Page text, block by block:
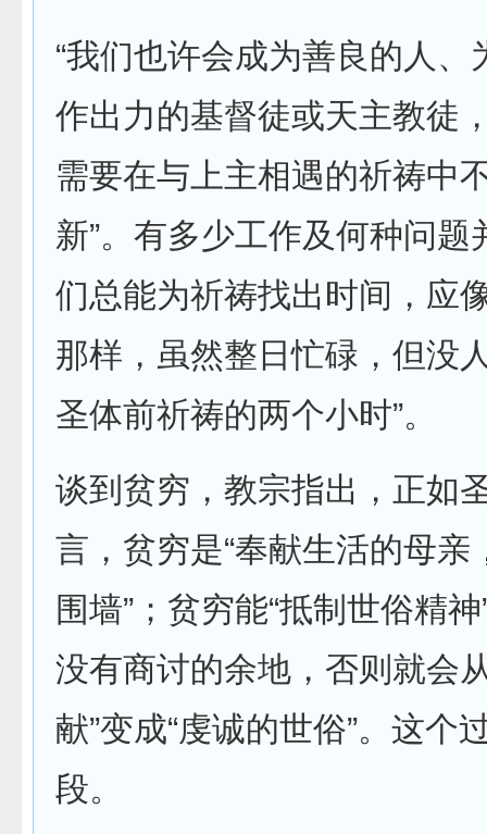
“我们也许会成为善良的人、
作出力的基督徒或天主教徒
需要在与上主相遇的祈祷中
新”。有多少工作及何种问题
们总能为祈祷找出时间，应
那样，虽然整日忙碌，但没
圣体前祈祷的两个小时”。
谈到贫穷，教宗指出，正如
言，贫穷是“奉献生活的母亲
围墙”；贫穷能“抵制世俗精
没有商讨的余地，否则就会
献”变成“虔诚的世俗”。这个
段。